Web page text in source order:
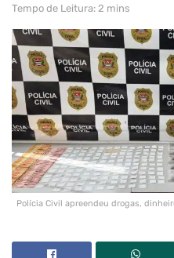
Tempo de Leitura: 2 mins
Polícia Civil apreendeu drogas,